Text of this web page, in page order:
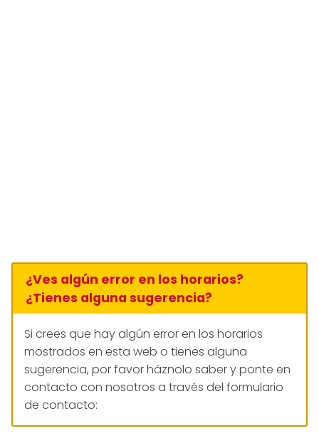
¿Ves algún error en los horarios?
¿Tienes alguna sugerencia?
Si crees que hay algún error en los horarios
mostrados en esta web o tienes alguna
sugerencia, por favor háznolo saber y ponte en
contacto con nosotros a través del formulario
de contacto: